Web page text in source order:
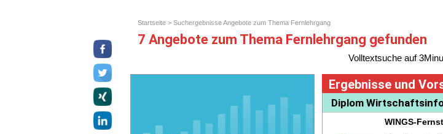
Startseite > Suchergebnisse Angebote zum Thema Fernlehrgang
7 Angebote zum Thema Fernlehrgang gefunden
Volltextsuche auf
Ergebnisse und
Diplom
WINGS-